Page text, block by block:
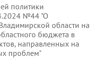
политики
№44 "О
области на
бюджета в
направленных на
проблем"